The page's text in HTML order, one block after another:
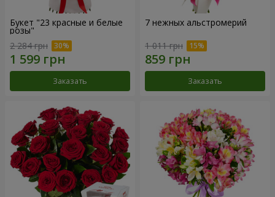
Букет "23 красные и белые
розы"
2 284 грн
Заказать
7 нежных альстромерий
1 011 грн
Заказать